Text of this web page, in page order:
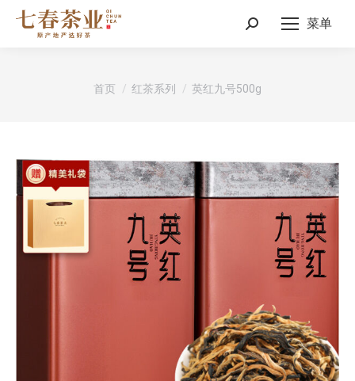
菜单
Search:
您在这里：
首页 红茶系列 英红九号500g